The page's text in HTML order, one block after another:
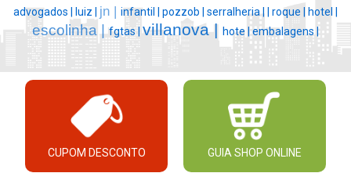
advogados |
luiz | jn | infantil | pozzob | serralheria | roque | hotel |
escolinha |fgtas | villanova | hote |embalagens |
CUPOM DESCONTO GUIA SHOP ONLINE